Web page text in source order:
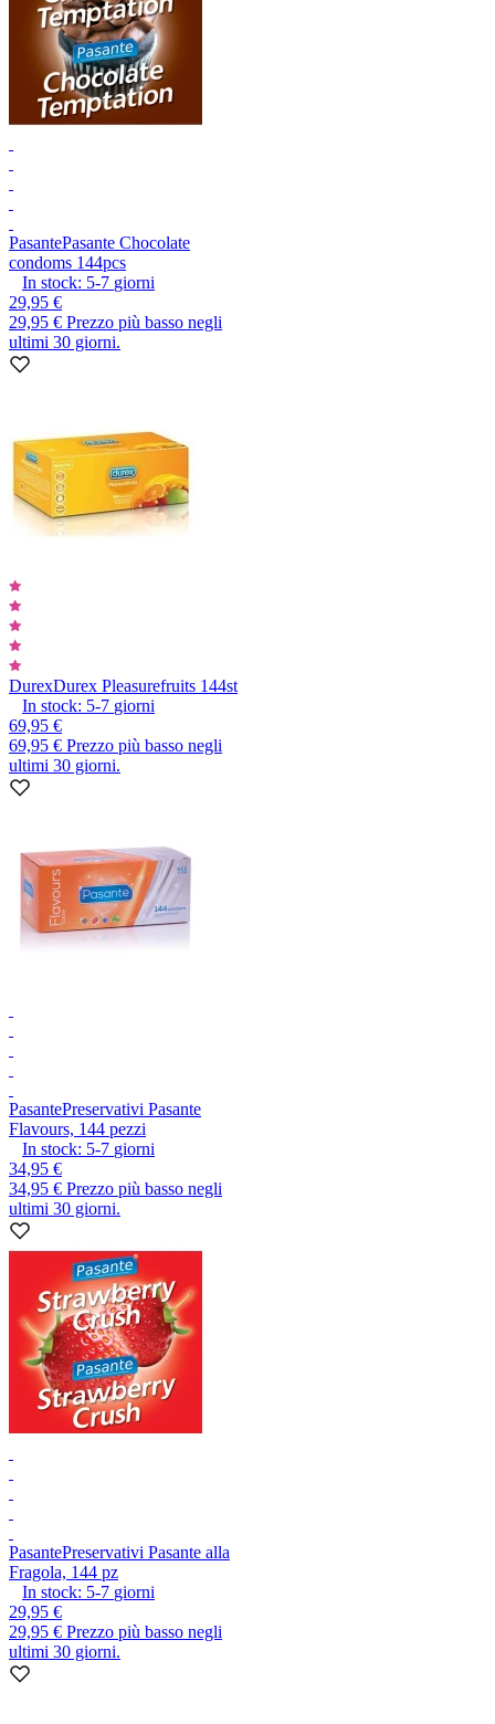
PasantePasante Chocolate
condoms 144pcs
In stock: 5-7 giorni
29,95 €
29,95 € Prezzo più basso negli
ultimi 30 giorni.
DurexDurex Pleasurefruits 144st
In stock: 5-7 giorni
69,95 €
69,95 € Prezzo più basso negli
ultimi 30 giorni.
PasantePreservativi Pasante
Flavours, 144 pezzi
In stock: 5-7 giorni
34,95 €
34,95 € Prezzo più basso negli
ultimi 30 giorni.
PasantePreservativi Pasante alla
Fragola, 144 pz
In stock: 5-7 giorni
29,95 €
29,95 € Prezzo più basso negli
ultimi 30 giorni.